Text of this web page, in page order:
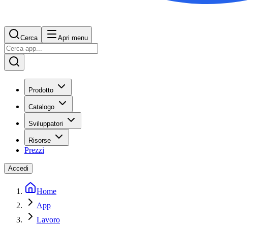
Cerca Apri menu
Prodotto
Catalogo
Sviluppatori
Risorse
Prezzi
Accedi
Home
App
Lavoro